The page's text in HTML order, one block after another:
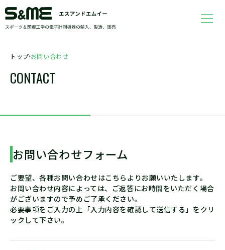
トップ お問い合わせ
CONTACT
お問い合わせフォーム
ご要望、各種お問い合わせはこちらよりお願いいたします。
お問い合わせ内容によっては、ご返答にお時間をいただく場合
がございますので予めご了承ください。
必要事項をご入力の上「入力内容を確認して送信する」をクリ
ックして下さい。